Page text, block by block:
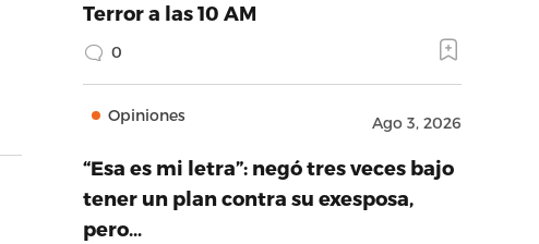
Terror a las 10 AM
0
Opiniones Ago 3, 2026
“Esa es mi letra”: negó tres veces bajo
tener un plan contra su exesposa,
pero…